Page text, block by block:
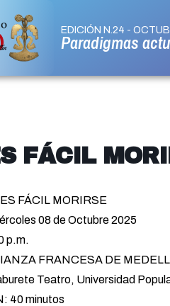
EDICIÓN N.24 -
Paradigmas
FÁCIL
FÁCIL MORIRSE
08 de Octubre 2025
p.m.
FRANCESA DE
Teatro, Universidad
40 minutos